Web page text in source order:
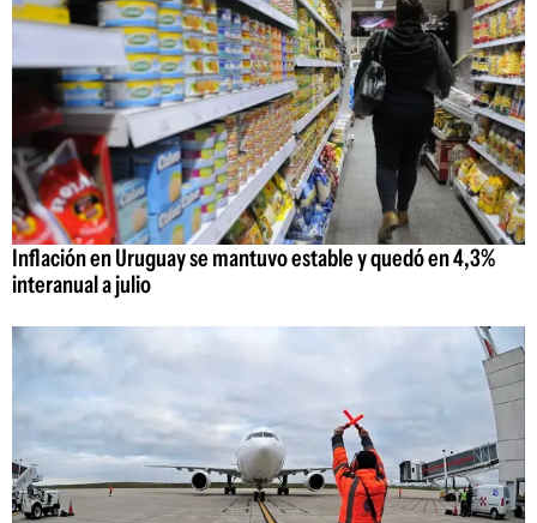
Inflación en Uruguay se mantuvo estable y quedó en 4,3%
interanual a julio